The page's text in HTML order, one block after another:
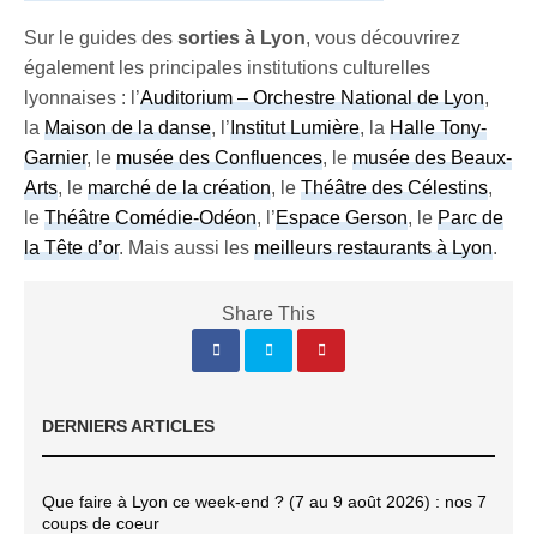
Sur le guides des sorties à Lyon, vous découvrirez
également les principales institutions culturelles
lyonnaises : l’Auditorium – Orchestre National de Lyon,
laMaison de la danse, l’Institut Lumière, laHalle Tony-
Garnier, lemusée des Confluences, lemusée des Beaux-
Arts, lemarché de la création, leThéâtre des Célestins,
leThéâtre Comédie-Odéon, l’Espace Gerson, leParc de
la Tête d’or. Mais aussi lesmeilleurs restaurants à Lyon.
Share This
DERNIERS ARTICLES
Que faire à Lyon ce week-end ? (7 au 9 août 2026) : nos 7
coups de coeur